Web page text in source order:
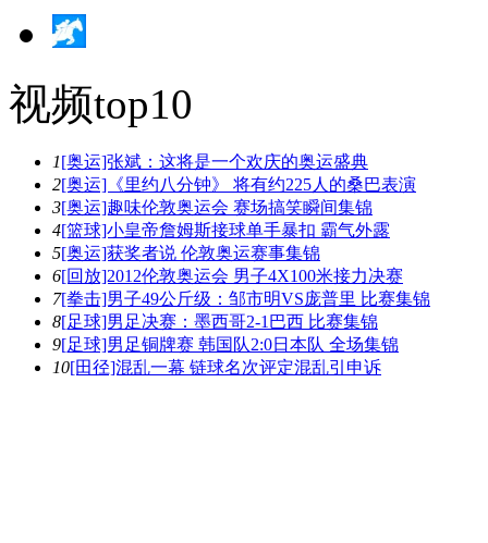
视频top10
1[奥运]张斌：这将是一个欢庆的奥运盛典
2[奥运]《里约八分钟》 将有约225人的桑巴表演
3[奥运]趣味伦敦奥运会 赛场搞笑瞬间集锦
4[篮球]小皇帝詹姆斯接球单手暴扣 霸气外露
5[奥运]获奖者说 伦敦奥运赛事集锦
6[回放]2012伦敦奥运会 男子4X100米接力决赛
7[拳击]男子49公斤级：邹市明VS庞普里 比赛集锦
8[足球]男足决赛：墨西哥2-1巴西 比赛集锦
9[足球]男足铜牌赛 韩国队2:0日本队 全场集锦
10[田径]混乱一幕 链球名次评定混乱引申诉